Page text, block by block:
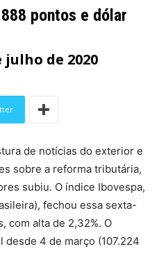
pontos e dólar
julho de 2020
de notícias do exterior e
sobre a reforma tributária,
subiu. O índice Ibovespa,
fechou essa sexta-
com alta de 2,32%. O
4 de março (107.224